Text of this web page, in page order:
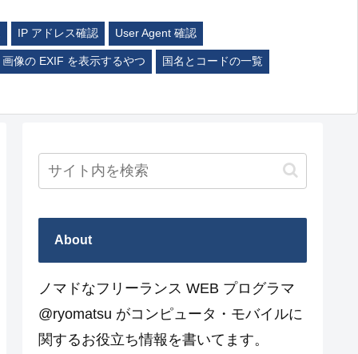
IP アドレス確認 User Agent 確認
画像の EXIF を表示するやつ 国名とコードの一覧
About
ノマドなフリーランス WEB プログラマ
@ryomatsu がコンピュータ・モバイルに
関するお役立ち情報を書いてます。